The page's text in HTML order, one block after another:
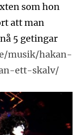
som hon
att man
5 getingar
musik/hakan-
ett-skalv/